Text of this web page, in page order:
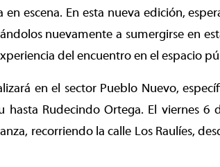
escena. En esta nueva edición,
nuevamente a sumergirse en
del encuentro en el espacio
en el sector Pueblo Nuevo,
hasta Rudecindo Ortega. El viernes 6
recorriendo la calle Los Raulíes,